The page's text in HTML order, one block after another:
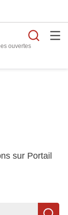
ouvertes
sur Portail